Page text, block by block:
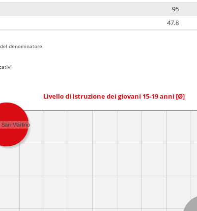
95
47.8
denominatore
Livello di istruzione dei giovani 15-19 anni [Ø]
San Martino